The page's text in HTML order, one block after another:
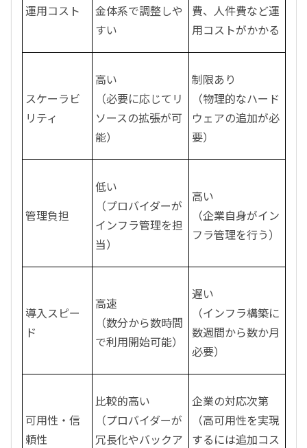
運用コスト
金体系で調整しや
すい
費、人件費など運
用コストがかかる
スケーラビ
リティ
高い
（必要に応じてリ
ソースの拡張が可
能）
制限あり
（物理的なハード
ウェアの追加が必
要）
管理負担
低い
（プロバイダーが
インフラ管理を担
当）
高い
（企業自身がイン
フラ管理を行う）
導入スピー
ド
高速
（数分から数時間
で利用開始可能）
遅い
（インフラ構築に
数週間から数か月
必要）
可用性・信
頼性
比較的高い
（プロバイダーが
冗長化やバックア
企業の対応次第
（高可用性を実現
するには追加コス